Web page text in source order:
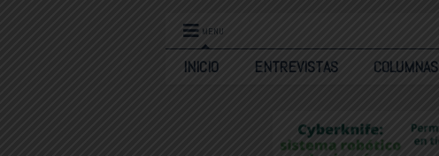
MENU
INICIO ENTREVISTAS COLUMNAS